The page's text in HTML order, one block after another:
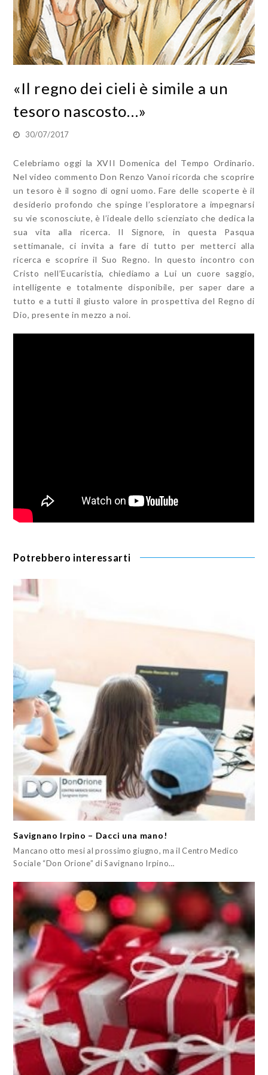
«Il regno dei cieli è simile a un
tesoro nascosto…»
30/07/2017
Celebriamo oggi la XVII Domenica del Tempo Ordinario.
Nel video commento Don Renzo Vanoi ricorda che scoprire
un tesoro è il sogno di ogni uomo. Fare delle scoperte è il
desiderio profondo che spinge l’esploratore a impegnarsi
su vie sconosciute, è l’ideale dello scienziato che dedica la
sua vita alla ricerca. Il Signore, in questa Pasqua
settimanale, ci invita a fare di tutto per metterci alla
ricerca e scoprire il Suo Regno. In questo incontro con
Cristo nell’Eucaristia, chiediamo a Lui un cuore saggio,
intelligente e totalmente disponibile, per saper dare a
tutto e a tutti il giusto valore in prospettiva del Regno di
Dio, presente in mezzo a noi.
Potrebbero interessarti
Savignano Irpino – Dacci una mano!
Mancano otto mesi al prossimo giugno, ma il Centro Medico
Sociale “Don Orione” di Savignano Irpino…